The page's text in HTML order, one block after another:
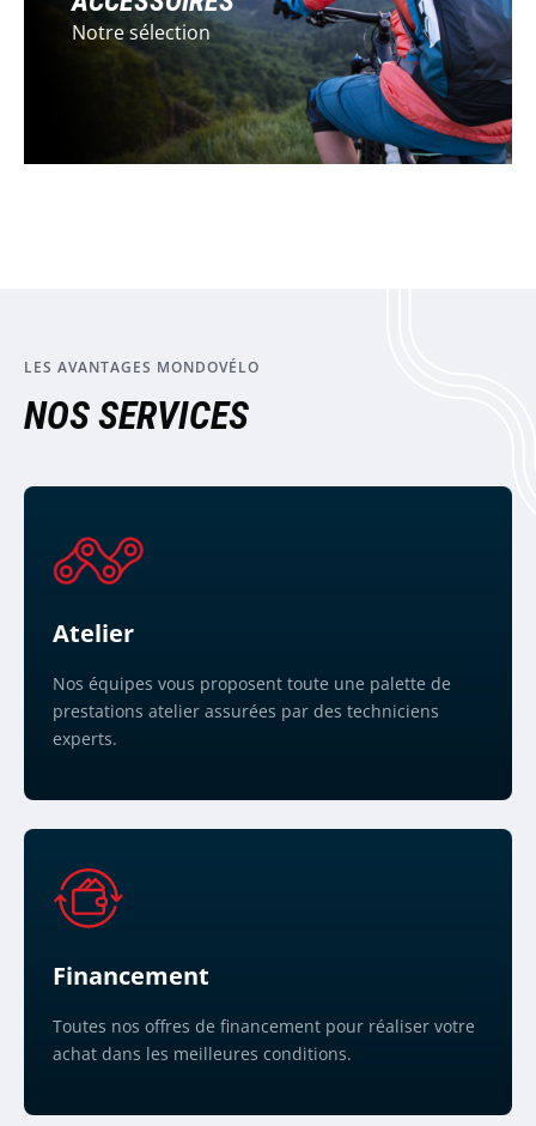
Notre sélection
LES AVANTAGES MONDOVÉLO
NOS SERVICES
Atelier
Nos équipes vous proposent toute une palette de
prestations atelier assurées par des techniciens
experts.
Financement
Toutes nos offres de financement pour réaliser votre
achat dans les meilleures conditions.